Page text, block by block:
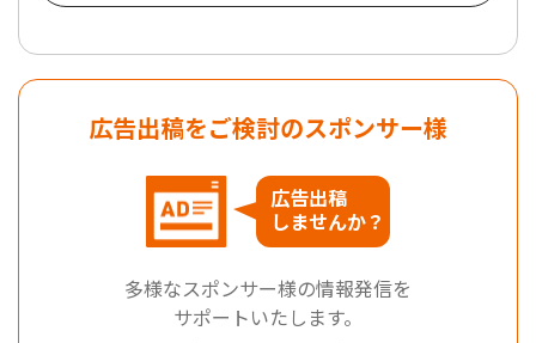
広告出稿をご検討のスポンサー様
広告出稿
しませんか？
多様なスポンサー様の情報発信を
サポートいたします。